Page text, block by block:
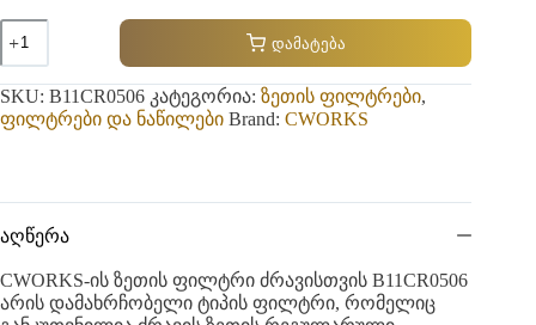
რაოდენობა:
CWORKS
B11CR0506
Oil
Filter
დამატება
SKU: B11CR0506 კატეგორია: ზეთის ფილტრები,
ფილტრები და ნაწილები Brand: CWORKS
აღწერა
CWORKS-ის ზეთის ფილტრი ძრავისთვის B11CR0506
არის დამახრჩობელი ტიპის ფილტრი, რომელიც